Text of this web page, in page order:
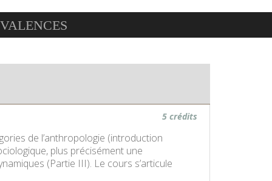
5 crédits
de l’anthropologie (introduction
plus précisément une
(Partie III). Le cours s’articule